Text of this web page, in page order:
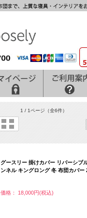
1 / 1ページ（全6件）
グースリー 掛けカバー リバーシブ
ンネル キングロング 冬 布団カバー
価格： 18,000円(税込)